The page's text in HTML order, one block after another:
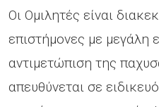
Οι Ομιλητές είναι
επιστήμονες με μεγάλη
αντιμετώπιση της
απευθύνεται σε